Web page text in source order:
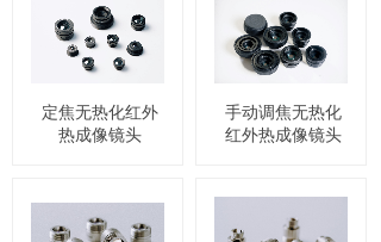
定焦无热化红外
热成像镜头
手动调焦无热化
红外热成像镜头